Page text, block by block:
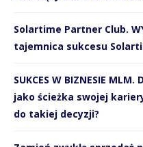
Solartime Partner Club.
tajemnica sukcesu
SUKCES W BIZNESIE
jako ścieżka swojej
do takiej decyzji?